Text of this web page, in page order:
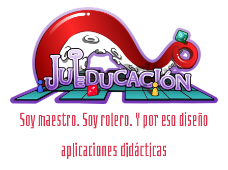
Soy maestro. Soy rolero. Y por eso diseño
aplicaciones didácticas